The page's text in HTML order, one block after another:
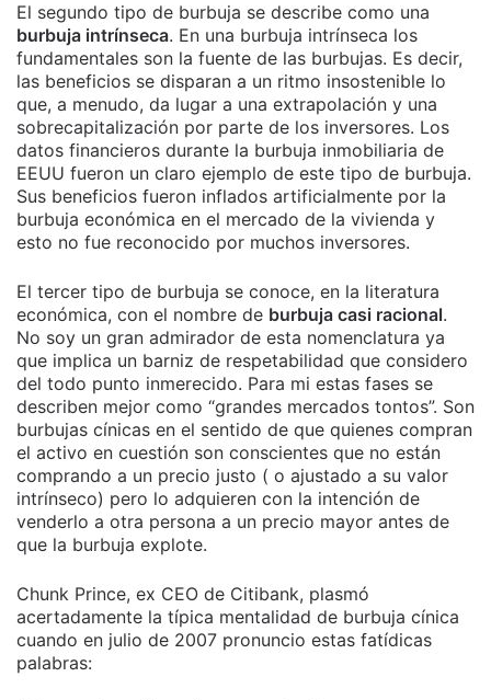
El segundo tipo de burbuja se describe como una
burbuja intrínseca. En una burbuja intrínseca los
fundamentales son la fuente de las burbujas. Es decir,
las beneficios se disparan a un ritmo insostenible lo
que, a menudo, da lugar a una extrapolación y una
sobrecapitalización por parte de los inversores. Los
datos financieros durante la burbuja inmobiliaria de
EEUU fueron un claro ejemplo de este tipo de burbuja.
Sus beneficios fueron inflados artificialmente por la
burbuja económica en el mercado de la vivienda y
esto no fue reconocido por muchos inversores.
El tercer tipo de burbuja se conoce, en la literatura
económica, con el nombre de burbuja casi racional.
No soy un gran admirador de esta nomenclatura ya
que implica un barniz de respetabilidad que considero
del todo punto inmerecido. Para mi estas fases se
describen mejor como “grandes mercados tontos”. Son
burbujas cínicas en el sentido de que quienes compran
el activo en cuestión son conscientes que no están
comprando a un precio justo ( o ajustado a su valor
intrínseco) pero lo adquieren con la intención de
venderlo a otra persona a un precio mayor antes de
que la burbuja explote.
Chunk Prince, ex CEO de Citibank, plasmó
acertadamente la típica mentalidad de burbuja cínica
cuando en julio de 2007 pronuncio estas fatídicas
palabras: